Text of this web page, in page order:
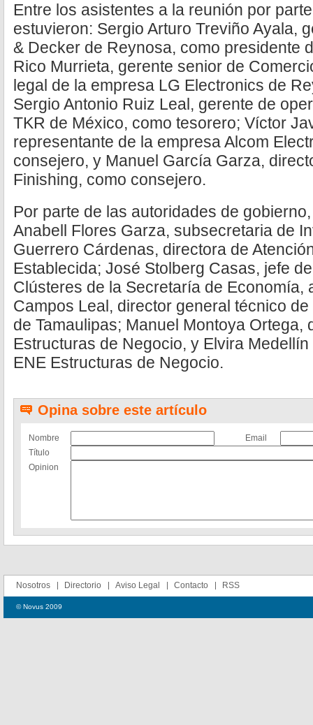
Entre los asistentes a la reunión por
estuvieron: Sergio Arturo Treviño Ayala,
& Decker de Reynosa, como presidente
Rico Murrieta, gerente senior de
legal de la empresa LG Electronics de
Sergio Antonio Ruiz Leal, gerente de
TKR de México, como tesorero; Víctor
representante de la empresa Alcom
consejero, y Manuel García Garza,
Finishing, como consejero.
Por parte de las autoridades de
Anabell Flores Garza, subsecretaria de
Guerrero Cárdenas, directora de
Establecida; José Stolberg Casas, jefe
Clústeres de la Secretaría de Economía,
Campos Leal, director general técnico
de Tamaulipas; Manuel Montoya Ortega,
Estructuras de Negocio, y Elvira
ENE Estructuras de Negocio.
Opina sobre este artículo
Nombre
Email
Título
Opinion
Nosotros Directorio Aviso Legal Contacto RSS
© Novus 2009